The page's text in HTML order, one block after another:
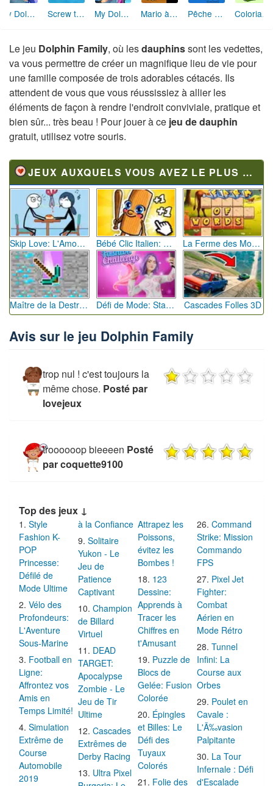
My Dolphin Show 8 Screw the Nut 3 My Dolphin Show 5 Mario à Bikini Bottom Pêche aux Poissons-Clowns Coloriage Crocodile
Le jeu Dolphin Family, où lesdauphinssont les vedettes,
va vous permettre de créer un magnifique lieu de vie pour
une famille composée de trois adorables cétacés. Ils
attendent de vous que vous réussissiez à allier les
éléments de façon à rendre l'endroit conviviale, pratique et
bien sûr... très beau ! Pour jouer à ce jeu de dauphin
gratuit, utilisez votre souris.
JEUX AUXQUELS VOUS AVEZ LE PLUS JOUÉ
Skip Love: L'Amour en Péril Bébé Clic Italien: La Folie des Petits Bambins La Ferme des Mots - Cultivez votre Vocabulaire
Maître de la Destruction: Fusion de Pioches Défi de Mode: Star du Podium Cascades Folles 3D
Avis sur le jeu Dolphin Family
trop nul ! c'est toujours la
même chose. Posté par
lovejeux
troooooop bieeeen Posté
par coquette9100
Top des jeux ↓
Style
Fashion K-
POP
Princesse:
Défilé de
Mode Ultime
Vélo des
Profondeurs:
L'Aventure
Sous-Marine
Football en
Ligne:
Affrontez vos
Amis en
Temps Limité!
Simulation
Extrême de
Course
Automobile
2019
à la Confiance
Solitaire
Yukon - Le
Jeu de
Patience
Captivant
Champion
de Billard
Virtuel
DEAD
TARGET:
Apocalypse
Zombie - Le
Jeu de Tir
Ultime
Cascades
Extrêmes de
Derby Racing
Ultra Pixel
Attrapez les
Poissons,
évitez les
Bombes !
123
Dessine:
Apprends à
Tracer les
Chiffres en
t'Amusant
Puzzle de
Blocs de
Gelée: Fusion
Colorée
Épingles
et Billes: Le
Défi des
Tuyaux
Colorés
Folie des
Command
Strike: Mission
Commando
FPS
Pixel Jet
Fighter:
Combat
Aérien en
Mode Rétro
Tunnel
Infini: La
Course aux
Orbes
Poulet en
Cavale :
L'Ã‰vasion
Palpitante
La Tour
Infernale : Défi
d'Escalade